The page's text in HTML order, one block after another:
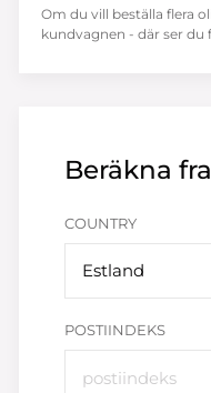
Beräkna
COUNTRY
Estland
POSTIINDEKS
Om du vill beställa flera
kundvagnen - där ser du